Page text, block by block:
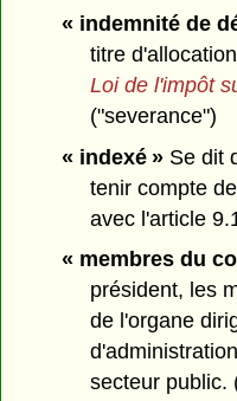
« indemnité de
titre
Loi de l'impôt
("severance")
« indexé »Se dit
tenir compte
avec l'article
« membres du
président, les
de l'organe
secteur public.